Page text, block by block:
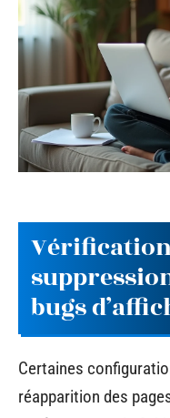
bugs
Certaines
réapparition des